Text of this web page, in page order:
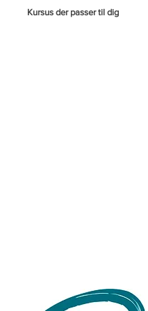
Kursus der passer til dig